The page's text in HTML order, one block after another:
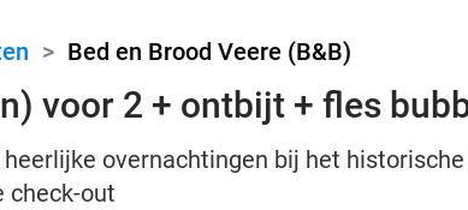
> Bed en Brood Veere (B&B)
voor 2 + ontbijt + fles
overnachtingen bij het
check-out